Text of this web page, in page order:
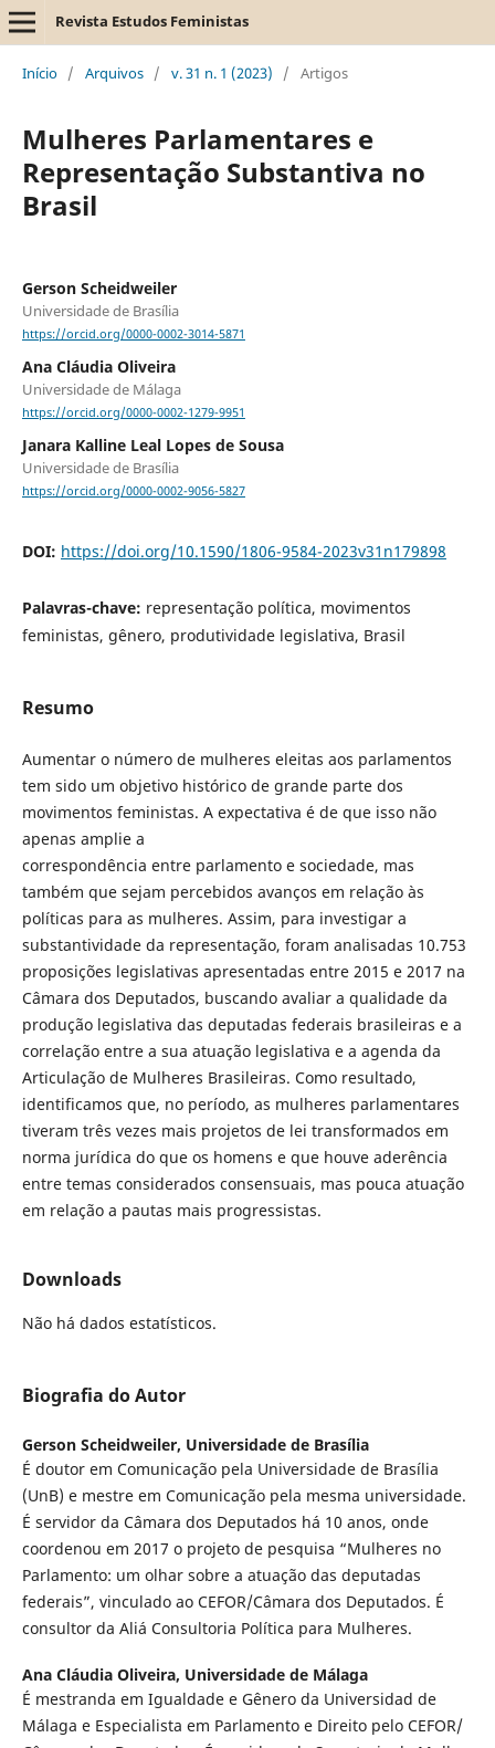
Revista Estudos Feministas
Início / Arquivos / v. 31 n. 1 (2023) / Artigos
Mulheres Parlamentares e
Representação Substantiva no
Brasil
Gerson Scheidweiler
Universidade de Brasília
https://orcid.org/0000-0002-3014-5871
Ana Cláudia Oliveira
Universidade de Málaga
https://orcid.org/0000-0002-1279-9951
Janara Kalline Leal Lopes de Sousa
Universidade de Brasília
https://orcid.org/0000-0002-9056-5827
DOI: https://doi.org/10.1590/1806-9584-2023v31n179898
Palavras-chave: representação política, movimentos
feministas, gênero, produtividade legislativa, Brasil
Resumo
Aumentar o número de mulheres eleitas aos parlamentos
tem sido um objetivo histórico de grande parte dos
movimentos feministas. A expectativa é de que isso não
apenas amplie a
correspondência entre parlamento e sociedade, mas
também que sejam percebidos avanços em relação às
políticas para as mulheres. Assim, para investigar a
substantividade da representação, foram analisadas 10.753
proposições legislativas apresentadas entre 2015 e 2017 na
Câmara dos Deputados, buscando avaliar a qualidade da
produção legislativa das deputadas federais brasileiras e a
correlação entre a sua atuação legislativa e a agenda da
Articulação de Mulheres Brasileiras. Como resultado,
identificamos que, no período, as mulheres parlamentares
tiveram três vezes mais projetos de lei transformados em
norma jurídica do que os homens e que houve aderência
entre temas considerados consensuais, mas pouca atuação
em relação a pautas mais progressistas.
Downloads
Não há dados estatísticos.
Biografia do Autor
Gerson Scheidweiler, Universidade de Brasília
É doutor em Comunicação pela Universidade de Brasília
(UnB) e mestre em Comunicação pela mesma universidade.
É servidor da Câmara dos Deputados há 10 anos, onde
coordenou em 2017 o projeto de pesquisa “Mulheres no
Parlamento: um olhar sobre a atuação das deputadas
federais”, vinculado ao CEFOR/Câmara dos Deputados. É
consultor da Aliá Consultoria Política para Mulheres.
Ana Cláudia Oliveira, Universidade de Málaga
É mestranda em Igualdade e Gênero da Universidad de
Málaga e Especialista em Parlamento e Direito pelo CEFOR/